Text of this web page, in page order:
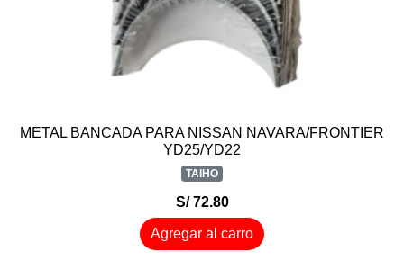
METAL BANCADA PARA NISSAN NAVARA/FRONTIER
YD25/YD22
TAIHO
S/ 72.80
Agregar al carro